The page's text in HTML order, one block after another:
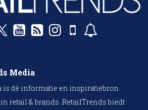
Media
is dé informatie en inspiratiebron
retail & brands. RetailTrends biedt